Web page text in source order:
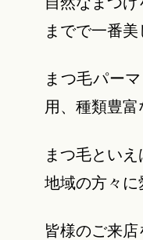
までで一番
まつ毛パー
用、種類豊
まつ毛とい
地域の方々
皆様のご来